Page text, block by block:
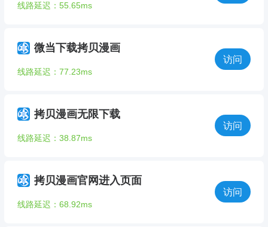
线路延迟：55.65ms
微当下载拷贝漫画
线路延迟：77.23ms
访问
拷贝漫画无限下载
线路延迟：38.87ms
访问
拷贝漫画官网进入页面
线路延迟：68.92ms
访问